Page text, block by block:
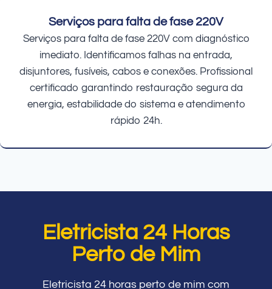
Serviços para falta de fase 220V
Serviços para falta de fase 220V com diagnóstico
imediato. Identificamos falhas na entrada,
disjuntores, fusíveis, cabos e conexões. Profissional
certificado garantindo restauração segura da
energia, estabilidade do sistema e atendimento
rápido 24h.
Eletricista 24 Horas
Perto de Mim
Eletricista 24 horas perto de mim com